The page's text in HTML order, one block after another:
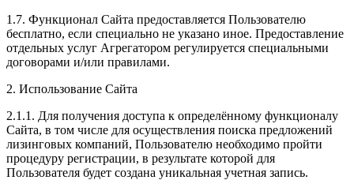
1.7. Функционал Сайта предоставляется Пользователю
бесплатно, если специально не указано иное. Предоставление
отдельных услуг Агрегатором регулируется специальными
договорами и/или правилами.
2. Использование Сайта
2.1.1. Для получения доступа к определённому функционалу
Сайта, в том числе для осуществления поиска предложений
лизинговых компаний, Пользователю необходимо пройти
процедуру регистрации, в результате которой для
Пользователя будет создана уникальная учетная запись.